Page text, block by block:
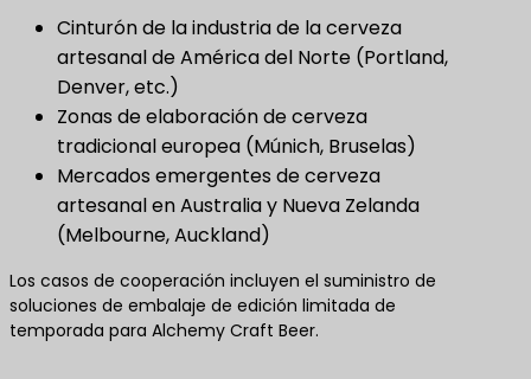
Cinturón de la industria de la cerveza
artesanal de América del Norte (Portland,
Denver, etc.)
Zonas de elaboración de cerveza
tradicional europea (Múnich, Bruselas)
Mercados emergentes de cerveza
artesanal en Australia y Nueva Zelanda
(Melbourne, Auckland)
Los casos de cooperación incluyen el suministro de
soluciones de embalaje de edición limitada de
temporada para Alchemy Craft Beer.